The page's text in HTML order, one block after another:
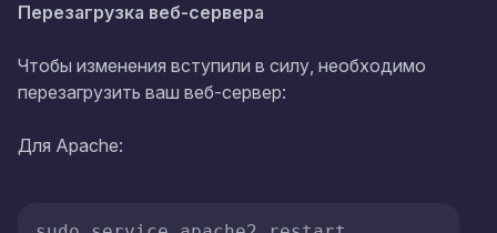
Перезагрузка веб-сервера
Чтобы изменения вступили в силу, необходимо
перезагрузить ваш веб-сервер:
Для Apache: